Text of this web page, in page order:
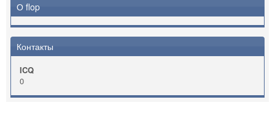
О flop
Контакты
ICQ
0